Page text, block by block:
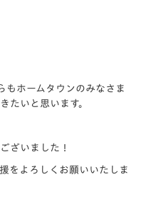
もホームタウンのみなさま
たいと思います。
ざいました！
をよろしくお願いいたしま